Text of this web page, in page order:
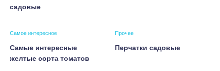
садовые
Самое интересное
Самые интересные
желтые сорта томатов
Прочее
Перчатки садовые